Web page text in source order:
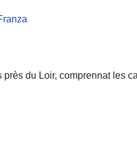
du Loir, comprennat les